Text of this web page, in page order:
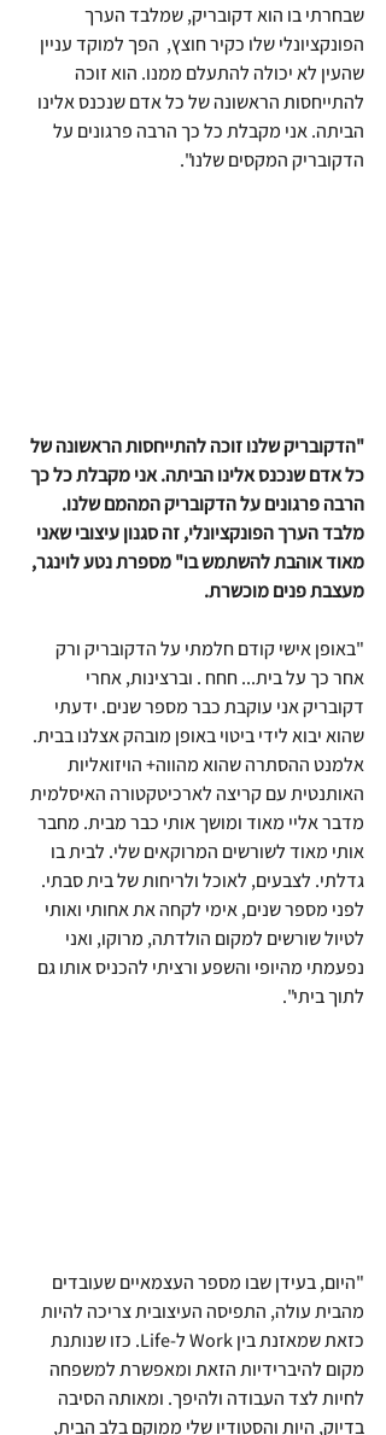
שבחרתי בו הוא דקובריק, שמלבד הערך
הפונקציונלי שלו כקיר חוצץ,  הפך למוקד עניין
שהעין לא יכולה להתעלם ממנו. הוא זוכה
להתייחסות הראשונה של כל אדם שנכנס אלינו
הביתה. אני מקבלת כל כך הרבה פרגונים על
הדקובריק המקסים שלנו".
"הדקובריק שלנו זוכה להתייחסות הראשונה של
כל אדם שנכנס אלינו הביתה. אני מקבלת כל כך
הרבה פרגונים על הדקובריק המהמם שלנו.
מלבד הערך הפונקציונלי, זה סגנון עיצובי שאני
מאוד אוהבת להשתמש בו" מספרת נטע לוינגר,
מעצבת פנים מוכשרת.
"באופן אישי קודם חלמתי על הדקובריק ורק
אחר כך על בית... חחח . וברצינות, אחרי
דקובריק אני עוקבת כבר מספר שנים. ידעתי
שהוא יבוא לידי ביטוי באופן מובהק אצלנו בבית.
אלמנט ההסתרה שהוא מהווה+ הויזואליות
האותנטית עם קריצה לארכיטקטורה האיסלמית
מדבר אליי מאוד ומושך אותי כבר מבית. מחבר
אותי מאוד לשורשים המרוקאים שלי. לבית בו
גדלתי. לצבעים, לאוכל ולריחות של בית סבתי.
לפני מספר שנים, אימי לקחה את אחותי ואותי
לטיול שורשים למקום הולדתה, מרוקו, ואני
נפעמתי מהיופי והשפע ורציתי להכניס אותו גם
לתוך ביתי".
"היום, בעידן שבו מספר העצמאיים שעובדים
מהבית עולה, התפיסה העיצובית צריכה להיות
כזאת שמאזנת בין Work ל-Life. כזו שנותנת
מקום להיברידיות הזאת ומאפשרת למשפחה
לחיות לצד העבודה ולהיפך. ומאותה הסיבה
בדיוק, היות והסטודיו שלי ממוקם בלב הבית,